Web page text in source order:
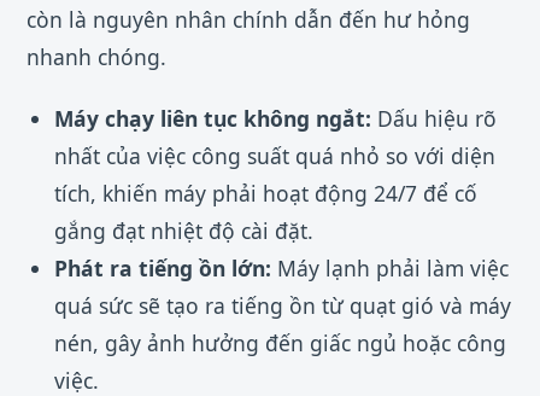
còn là nguyên nhân chính dẫn đến hư hỏng
nhanh chóng.
Máy chạy liên tục không ngắt: Dấu hiệu rõ
nhất của việc công suất quá nhỏ so với diện
tích, khiến máy phải hoạt động 24/7 để cố
gắng đạt nhiệt độ cài đặt.
Phát ra tiếng ồn lớn: Máy lạnh phải làm việc
quá sức sẽ tạo ra tiếng ồn từ quạt gió và máy
nén, gây ảnh hưởng đến giấc ngủ hoặc công
việc.